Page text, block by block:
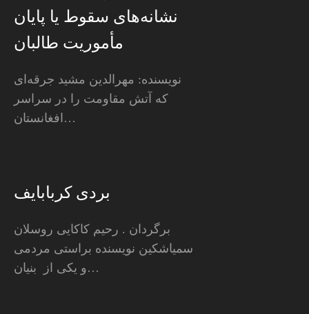
نشانه‌های سقوط یا پایان
مأموریت طالبان
نویسنده: مهرالدین مشید جرقه‌ای
که آتش مقاومت را در سراسر
افغانستان…
بردی کربابایف
برگردان . رحیم کاکایی روسلان
سمیاشکین نویسنده براستی مردمی
و یکی از بنیان…